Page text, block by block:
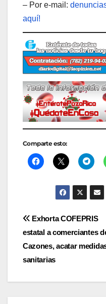
– Por e-mail:
aquí!
Comparte esto:
de
entradas
Exhorta COFEPRIS
estatal a comerciantes
Cazones, acatar
sanitarias